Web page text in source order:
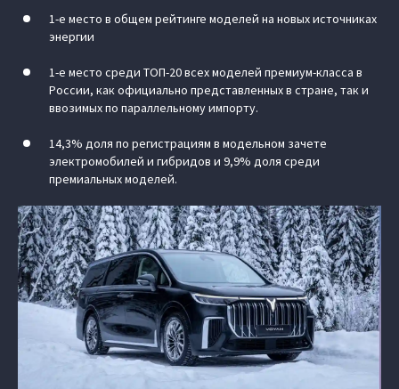
1-е место в общем рейтинге моделей на новых источниках
энергии
1-е место среди ТОП-20 всех моделей премиум-класса в
России, как официально представленных в стране, так и
ввозимых по параллельному импорту.
14,3% доля по регистрациям в модельном зачете
электромобилей и гибридов и 9,9% доля среди
премиальных моделей.